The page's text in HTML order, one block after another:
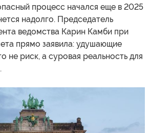
процесс начался еще в 2025
надолго. Председатель
ведомства Карин Камби при
прямо заявила: удушающие
не риск, а суровая реальность для